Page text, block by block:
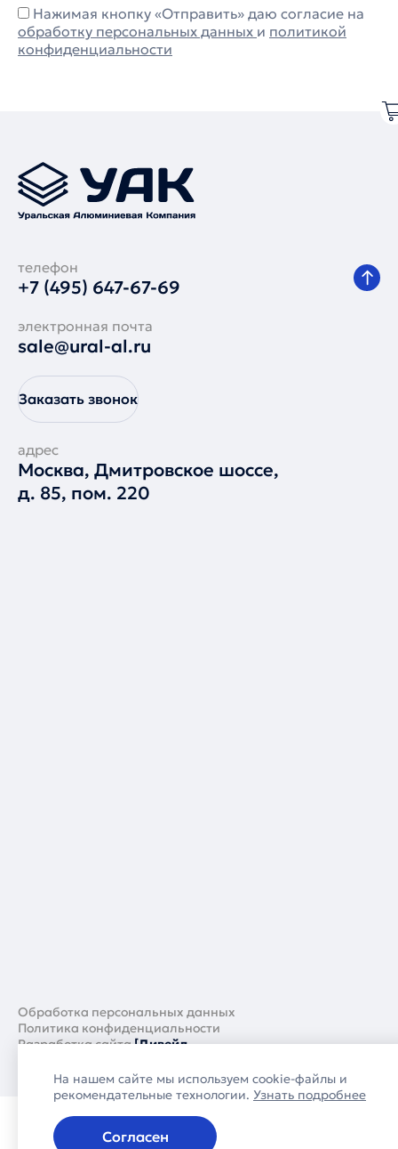
Нажимая кнопку «Отправить» даю согласие на
обработку персональных данных и политикой
конфиденциальности
телефон
+7 (495) 647-67-69
электронная почта
sale@ural-al.ru
Заказать звонок
адрес
Москва, Дмитровское шоссе,
д. 85, пом. 220
Обработка персональных данных
Политика конфиденциальности
Разработка сайта[Дивейд
На нашем сайте мы используем cookie-файлы и
рекомендательные технологии. Узнать подробнее
Согласен